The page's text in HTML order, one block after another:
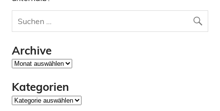
Archive
Archive
Kategorien
Kategorien